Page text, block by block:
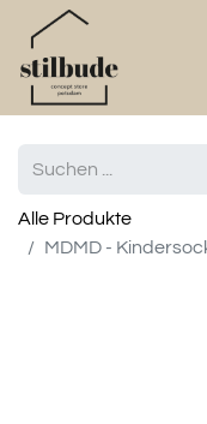
Alle Produkte
MDMD -